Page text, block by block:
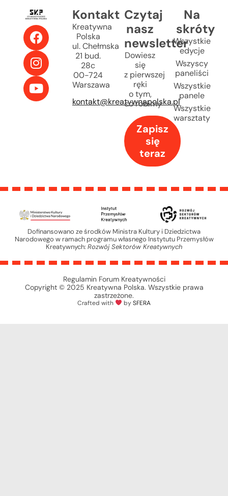
Kontakt
Kreatywna
Polska
ul. Chełmska
21 bud.
28c
00-724
Warszawa
kontakt@kreatywnapolska.pl
Czytaj
nasz
newsletter
Dowiesz
się
z pierwszej
ręki
o tym,
co robimy
Zapisz
się
teraz
Na
skróty
Wszystkie
edycje
Wszyscy
paneliści
Wszystkie
panele
Wszystkie
warsztaty
Dofinansowano ze środków Ministra Kultury i Dziedzictwa
Narodowego w ramach programu własnego Instytutu Przemysłów
Kreatywnych: Rozwój Sektorów Kreatywnych
Regulamin Forum Kreatywności
Copyright © 2025 Kreatywna Polska. Wszystkie prawa
zastrzeżone.
Crafted with bySFERA